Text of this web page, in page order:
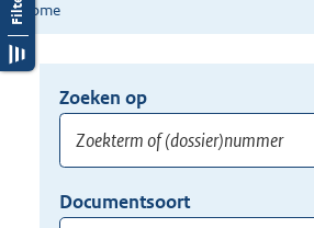
Home
Opnieuw
zoeken:
Zoeken op
of
hier
Documentsoort